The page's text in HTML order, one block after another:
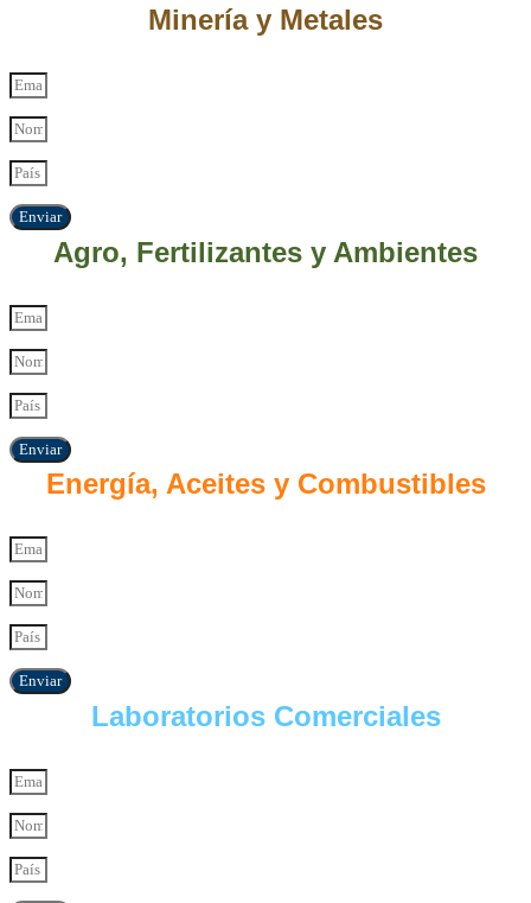
Minería y Metales
Enviar
Agro, Fertilizantes y Ambientes
Enviar
Energía, Aceites y Combustibles
Enviar
Laboratorios Comerciales